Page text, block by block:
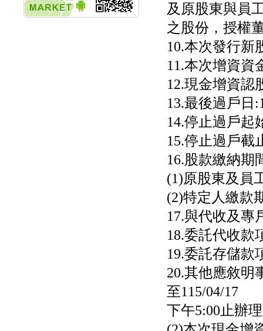
公告向關係人取得使用
權資產
及原股東與員
之股份，授權
10.本次發行新
11.本次增資資
12.現金增資認
13.最後過戶日
14.停止過戶起
15.停止過戶截
16.股款繳納期
(1)原股東及員
(2)特定人繳款
17.與代收及專
18.委託代收款
19.委託存儲款
20.其他應敘明
至115/04/17
下午5:00止辦